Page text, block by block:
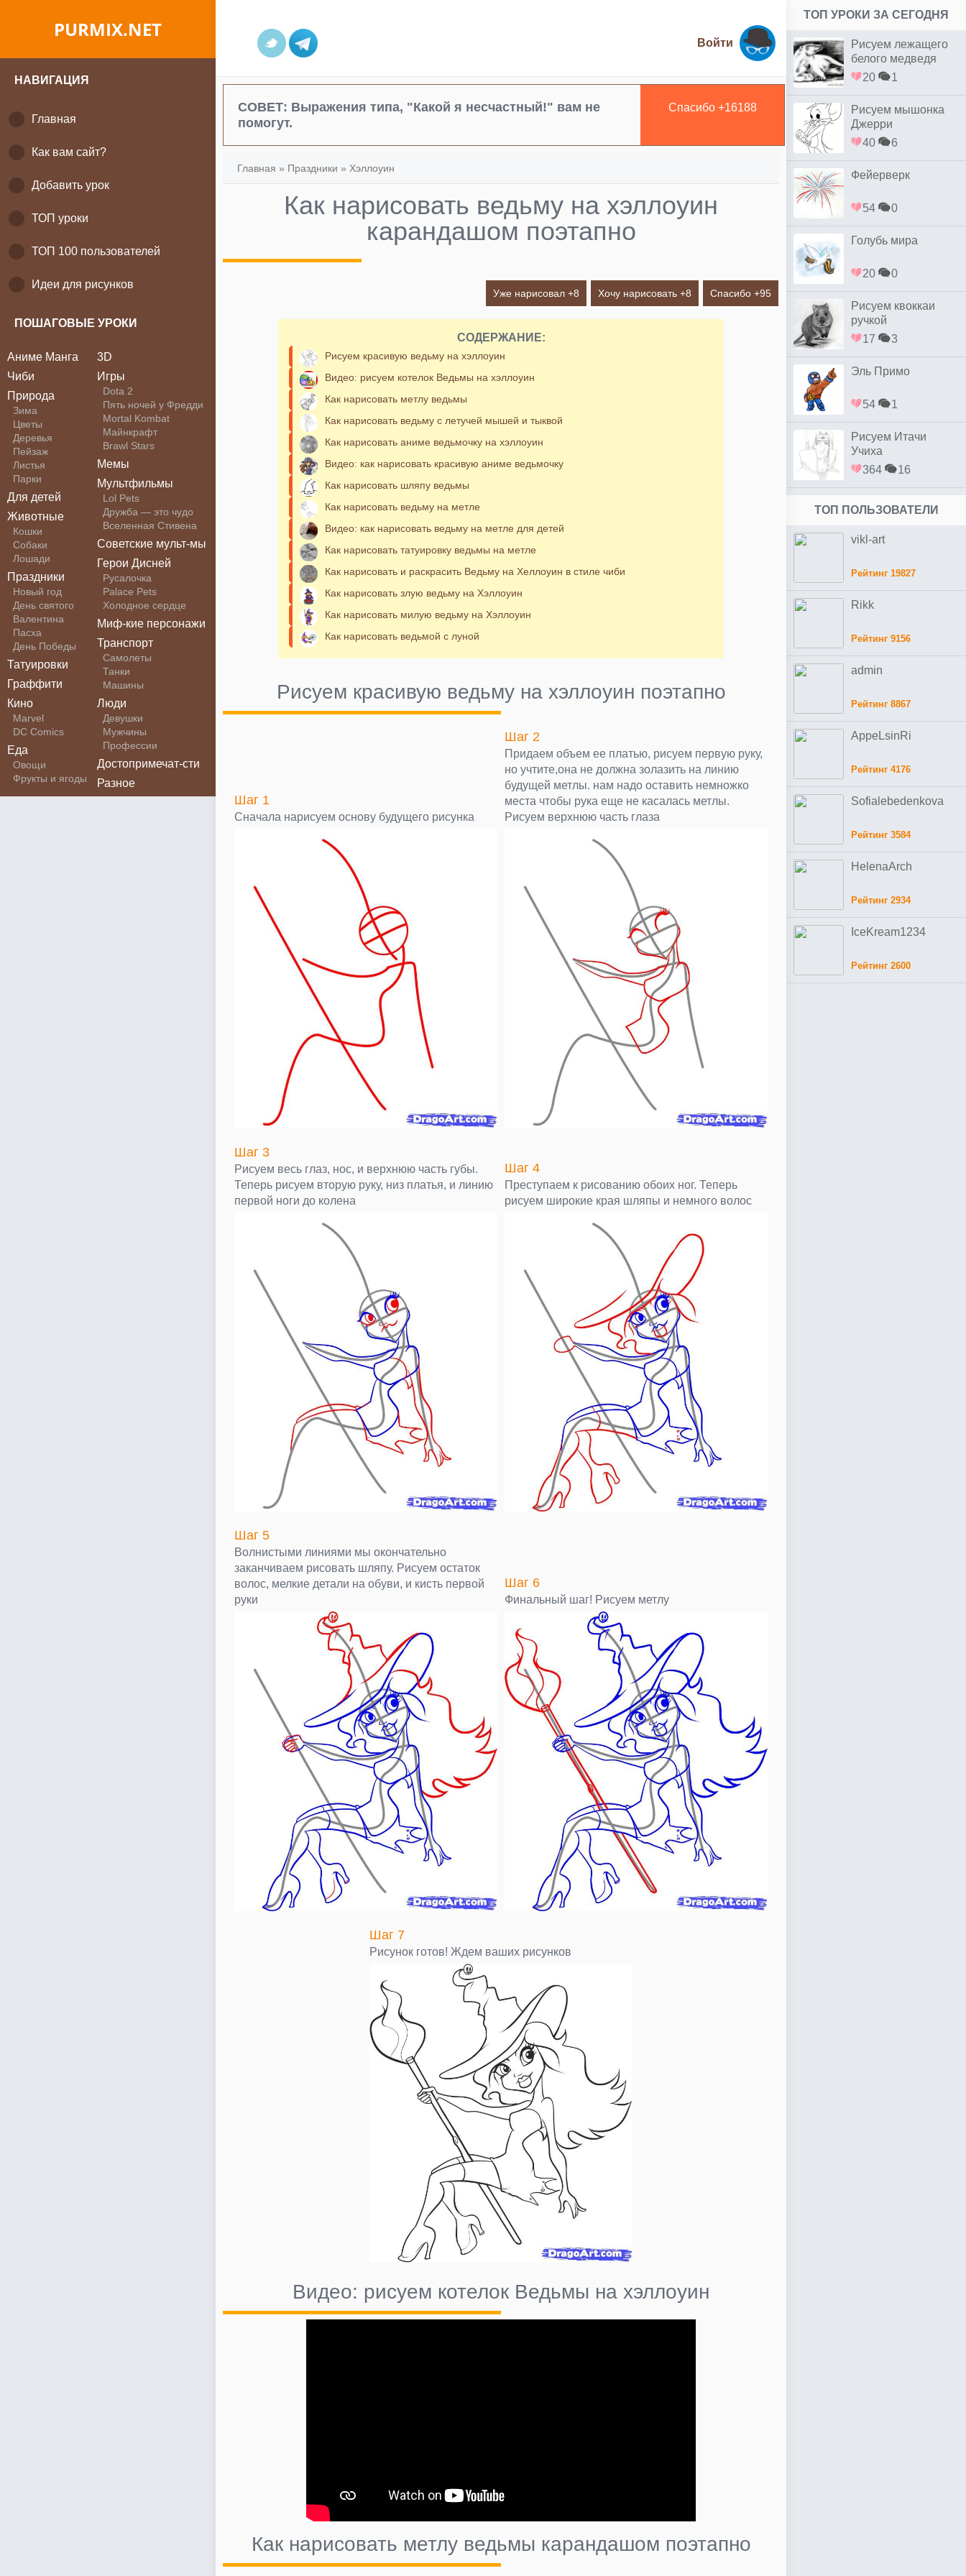
PURMIX.NET
НАВИГАЦИЯ
Главная
Как вам сайт?
Добавить урок
ТОП уроки
ТОП 100 пользователей
Идеи для рисунков
ПОШАГОВЫЕ УРОКИ
Аниме Манга
Чиби
Природа
Зима
Цветы
Деревья
Пейзаж
Листья
Парки
Для детей
Животные
Кошки
Собаки
Лошади
Праздники
Новый год
День святого
Валентина
Пасха
День Победы
Татуировки
Граффити
Кино
Marvel
DC Comics
Еда
Овощи
Фрукты и ягоды
3D
Игры
Dota 2
Пять ночей у Фредди
Mortal Kombat
Майнкрафт
Brawl Stars
Мемы
Мультфильмы
Lol Pets
Дружба — это чудо
Вселенная Стивена
Советские мульт-мы
Герои Дисней
Русалочка
Palace Pets
Холодное сердце
Миф-кие персонажи
Транспорт
Самолеты
Танки
Машины
Люди
Девушки
Мужчины
Профессии
Достопримечат-сти
Разное
Войти
СОВЕТ: Выражения типа, "Какой я несчастный!" вам не
помогут.
Спасибо +16188
Главная » Праздники » Хэллоуин
Как нарисовать ведьму на хэллоуин
карандашом поэтапно
Уже нарисовал +8 Хочу нарисовать +8 Спасибо +95
СОДЕРЖАНИЕ:
Рисуем красивую ведьму на хэллоуин
Видео: рисуем котелок Ведьмы на хэллоуин
Как нарисовать метлу ведьмы
Как нарисовать ведьму с летучей мышей и тыквой
Как нарисовать аниме ведьмочку на хэллоуин
Видео: как нарисовать красивую аниме ведьмочку
Как нарисовать шляпу ведьмы
Как нарисовать ведьму на метле
Видео: как нарисовать ведьму на метле для детей
Как нарисовать татуировку ведьмы на метле
Как нарисовать и раскрасить Ведьму на Хеллоуин в стиле чиби
Как нарисовать злую ведьму на Хэллоуин
Как нарисовать милую ведьму на Хэллоуин
Как нарисовать ведьмой с луной
Рисуем красивую ведьму на хэллоуин поэтапно
Шаг 1
Сначала нарисуем основу будущего рисунка
Шаг 2
Придаем объем ее платью, рисуем первую руку,
но учтите,она не должна золазить на линию
будущей метлы. нам надо оставить немножко
места чтобы рука еще не касалась метлы.
Рисуем верхнюю часть глаза
Шаг 3
Рисуем весь глаз, нос, и верхнюю часть губы.
Теперь рисуем вторую руку, низ платья, и линию
первой ноги до колена
Шаг 4
Преступаем к рисованию обоих ног. Теперь
рисуем широкие края шляпы и немного волос
Шаг 5
Волнистыми линиями мы окончательно
заканчиваем рисовать шляпу. Рисуем остаток
волос, мелкие детали на обуви, и кисть первой
руки
Шаг 6
Финальный шаг! Рисуем метлу
Шаг 7
Рисунок готов! Ждем ваших рисунков
Видео: рисуем котелок Ведьмы на хэллоуин
Как нарисовать метлу ведьмы карандашом поэтапно
ТОП УРОКИ ЗА СЕГОДНЯ
Рисуем лежащего
белого медведя
20
1
Рисуем мышонка
Джерри
40
6
Фейерверк
54 0
Голубь мира
20 0
Рисуем квоккаи
ручкой
17
3
Эль Примо
54 1
Рисуем Итачи
Учиха
364
16
ТОП ПОЛЬЗОВАТЕЛИ
vikl-art
Рейтинг 19827
Rikk
Рейтинг 9156
admin
Рейтинг 8867
AppeLsinRi
Рейтинг 4176
Sofialebedenkova
Рейтинг 3584
HelenaArch
Рейтинг 2934
IceKream1234
Рейтинг 2600